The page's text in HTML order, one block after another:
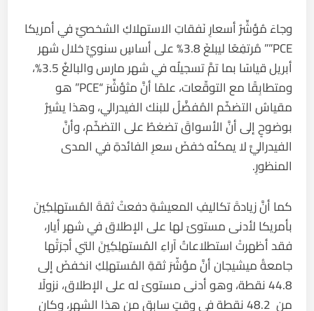
وجاءَ مُؤشِّرُ أسعارِ نَفقاتِ الاستهلاكِ الشخصيِّ في أمريكا
PCE”” مُرتفِعًا ليبلغَ 3.8% على أساسٍ سنويٍّ خلال شهر
أبريل قياسًا بما تمَّ تسجيلُه في شهر مارس والبالغُ 3.5%،
ومتطابِقًا مع التوقّعات، علمًا أنَّ مثؤشِّرَ “PCE” هو
مقياسُ التضخّم المُفضَّلُ للبنك الفيدرالي، وهذا يشيرُ
بوضوحٍ إلى أنَّ الأسواقَ تضغطُ على التضخّم، وأنَّ
الفيدراليَّ لا يمكنُه خفضَ سعرِ الفائدةِ في المدى
المنظورِ.
كما أنَّ زيادةَ تكاليفِ المعيشةِ دفعتْ ثقةَ المُستهلِكِينَ
بأمريكا لأدنى مستوىً لها على الإطلاق في شهر أيار،
فقد أظهرتْ استطلاعاتُ آراءِ المُستهلِكِينَ التي أجرَتْها
جامعةُ ميشيجان أنَّ مؤشّرَ ثقةِ المُستهلِكِ انخفضَ إلى
44.8 نقطة، وهو أدنى مستوىً له على الإطلاق، نزولًا
من 48.2 نقطة في وقتٍ سابق من هذا الشهر، وكان